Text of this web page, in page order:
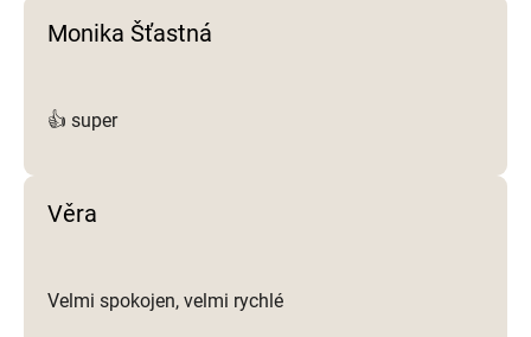
Monika Šťastná
👍 super
Věra
Velmi spokojen, velmi rychlé